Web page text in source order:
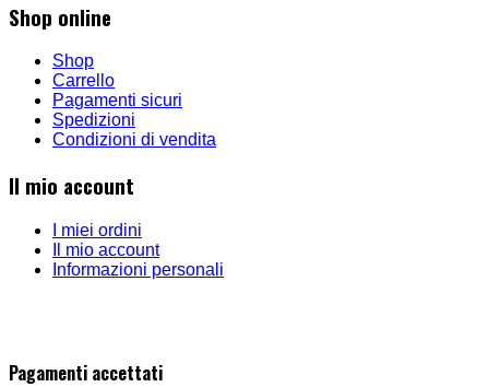
Shop online
Shop
Carrello
Pagamenti sicuri
Spedizioni
Condizioni di vendita
Il mio account
I miei ordini
Il mio account
Informazioni personali
Pagamenti accettati